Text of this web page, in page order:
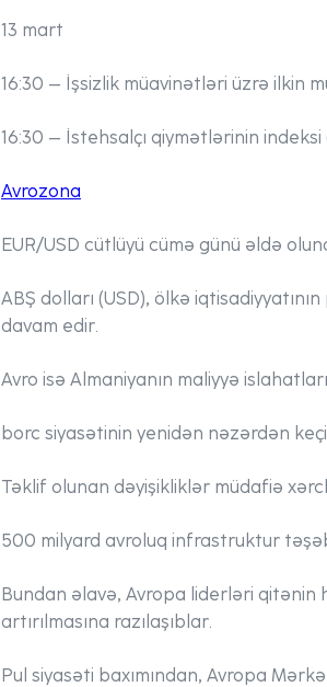
13 mart
16:30 – İşsizlik müavinətləri üzrə ilkin
16:30 – İstehsalçı qiymətlərinin
Avrozona
EUR/USD cütlüyü cümə günü əldə
ABŞ dolları (USD), ölkə
davam edir.
Avro isə Almaniyanın maliyyə
borc siyasətinin yenidən nəzərdən
Təklif olunan dəyişikliklər müdafiə
500 milyard avroluq infrastruktur
Bundan əlavə, Avropa liderləri qitənin
artırılmasına razılaşıblar.
Pul siyasəti baxımından, Avropa